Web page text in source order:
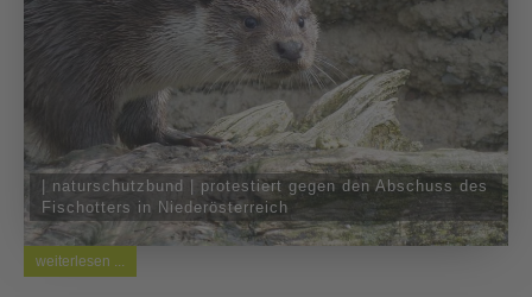
| naturschutzbund | protestiert gegen den Abschuss des
Fischotters in Niederösterreich
weiterlesen ...